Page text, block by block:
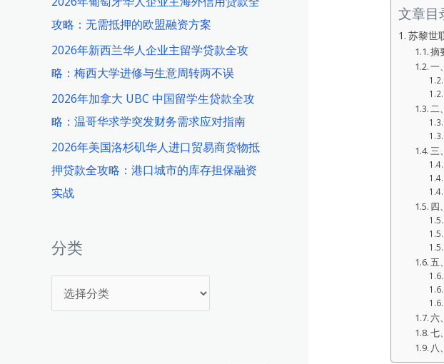
攻略：无需抵押的欧盟融资方案
2026年新西兰华人企业主留学贷款全攻
略：梅西大学进修与生意周转两不误
2026年加拿大 UBC 中国留学生贷款全攻
略：温哥华求学突发财务需求应对指南
2026年美国洛杉矶华人进口贸易商货物抵
押贷款全攻略：港口城市的库存担保融资
实战
分类
类
文章目
苏黎世
摘
一
二
三
四
五
六
七
八